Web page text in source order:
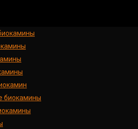
биокамины